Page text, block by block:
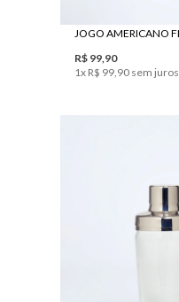
R$ 99, 90
1x R$ 99, 90sem juros